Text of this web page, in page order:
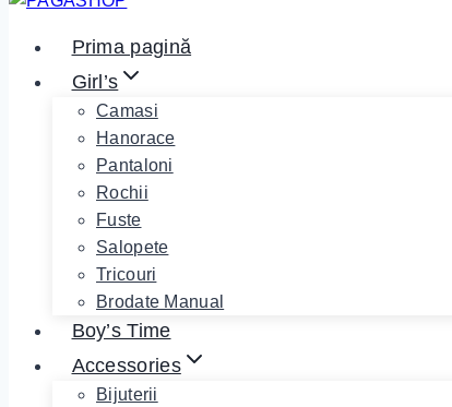
Prima pagină
Girl’s
Camasi
Hanorace
Pantaloni
Rochii
Fuste
Salopete
Tricouri
Brodate Manual
Boy’s Time
Accessories
Bijuterii